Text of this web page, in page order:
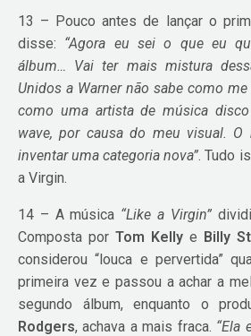
13 – Pouco antes de lançar o
disse: “Agora eu sei o que eu
álbum… Vai ter mais mistura
Unidos a Warner não sabe como
como uma artista de música
wave, por causa do meu visual.
inventar uma categoria nova”. Tudo
a Virgin.
14 – A música “Like a Virgin”
Composta por Tom Kellye Billy
considerou “louca e pervertida”
primeira vez e passou a achar a
segundo álbum, enquanto o
Rodgers, achava a mais fraca. “Ela